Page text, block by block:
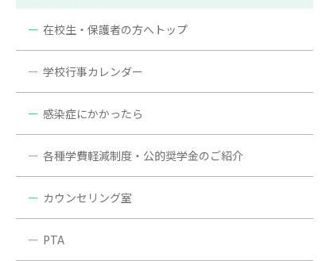
在校生・保護者の方へトップ
学校行事カレンダー
感染症にかかったら
各種学費軽減制度・公的奨学金のご紹介
カウンセリング室
PTA